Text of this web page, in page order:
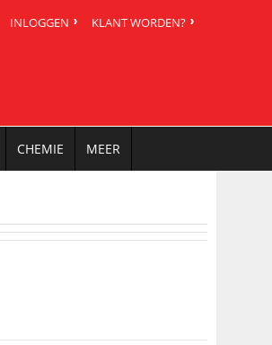
INLOGGEN KLANT WORDEN?
CHEMIE MEER